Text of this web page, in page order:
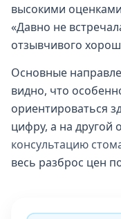
высокими
«Давно не
отзывчивого
Основные
видно, что
ориентироваться
цифру, а на другой
консультацию
весь разброс цен